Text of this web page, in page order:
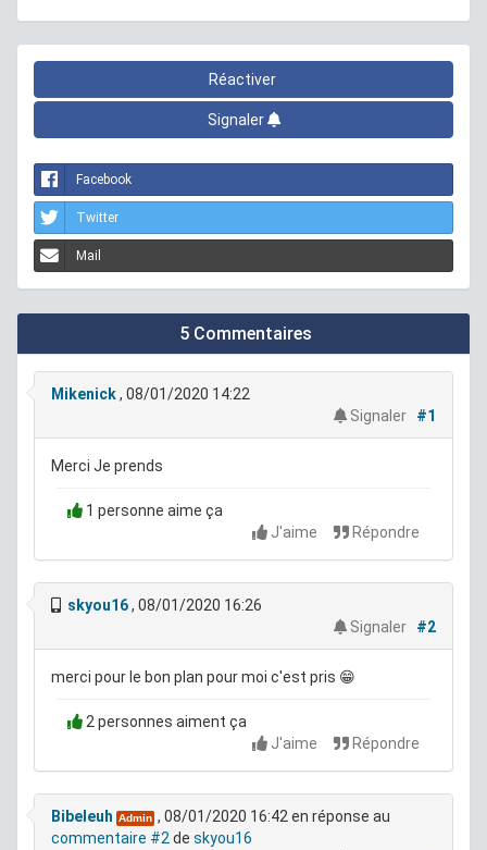
Réactiver
Signaler
Facebook
Twitter
Mail
5 Commentaires
Mikenick, 08/01/2020 14:22
Signaler
#1
Merci Je prends
1 personne aime ça
J'aime
Répondre
skyou16, 08/01/2020 16:26
Signaler
#2
merci pour le bon plan pour moi c'est pris 😁
2 personnes aiment ça
J'aime
Répondre
Bibeleuh Admin , 08/01/2020 16:42en réponse au
commentaire #2de skyou16